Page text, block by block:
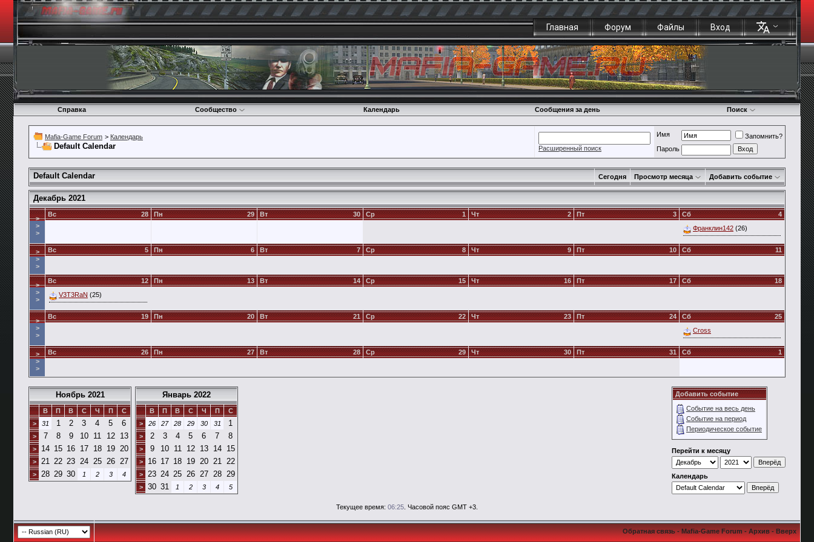
Главная Форум Файлы Вход
Справка Сообщество Календарь Сообщения за день Поиск
Mafia-Game Forum > Календарь
Default Calendar Расширенный поиск
Имя
Запомнить?
Пароль
Default Calendar Сегодня Просмотр месяца Добавить событие
Декабрь 2021
>
>
>
28
Вс 29
Пн 30
Вт 1
Ср 2
Чт 3
Пт 4
Сб
Франклин142 (26)
>
>
>
5
Вс 6
Пн 7
Вт 8
Ср 9
Чт 10
Пт 11
Сб
>
>
>
12
Вс
V3T3RaN (25)
13
Пн 14
Вт 15
Ср 16
Чт 17
Пт 18
Сб
>
>
>
19
Вс 20
Пн 21
Вт 22
Ср 23
Чт 24
Пт 25
Сб
Cross
>
>
>
26
Вс 27
Пн 28
Вт 29
Ср 30
Чт 31
Пт 1
Сб
Ноябрь 2021
В П В С Ч П
С
>
31 1 2 3 4 5 6
> 7 8 9 10 11 12 13
> 14 15 16 17 18 19 20
> 21 22 23 24 25 26 27
> 28 29 30 1 2 3 4
Январь 2022
В П В С Ч П
С
>
26 27 28 29 30 31 1
> 2 3 4 5 6 7 8
> 9 10 11 12 13 14 15
> 16 17 18 19 20 21 22
> 23 24 25 26 27 28 29
> 30 31 1 2 3 4 5
Добавить событие
Событие на весь день
Событие на период
Периодическое событие
Перейти к месяцу
Календарь
Текущее время: 06:25 . Часовой пояс GMT +3.
Обратная связь-Mafia-Game Forum-Архив-Вверх